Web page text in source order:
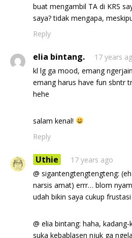
buat mengambil TA di KRS
saya? tidak mengapa,
Reply
elia bintang.
17 years
kl lg ga mood, emang
emang harus have fun sbntr
hehe
salam kenal!
Reply
Uthie
17 years ago
@ sigantengtengtengteng:
narsis amat) errr… blom
udah bikin saya cukup
@ elia bintang: haha,
suka kebablasen njuk ga